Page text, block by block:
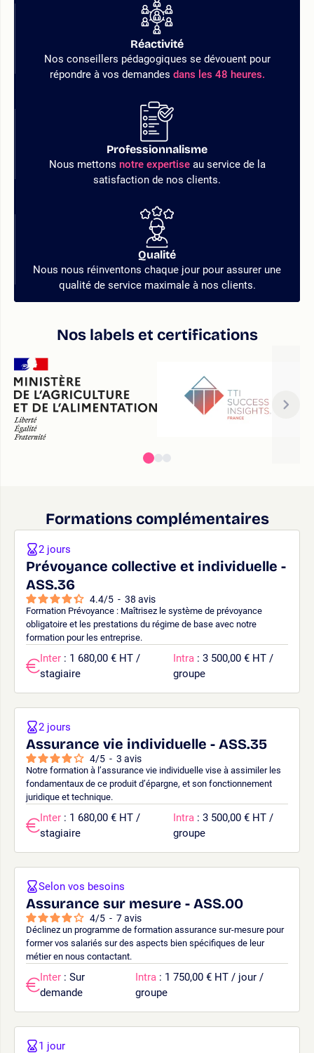
Réactivité
Nos conseillers pédagogiques se dévouent pour
répondre à vos demandes dans les 48 heures.
Professionnalisme
Nous mettons notre expertiseau service de la
satisfaction de nos clients.
Qualité
Nous nous réinventons chaque jour pour assurer une
qualité de service maximale à nos clients.
Nos labels et certifications
Formations complémentaires
Prévoyance collective et individuelle -
ASS.36
4.4/5 - 38 avis
Formation Prévoyance : Maîtrisez le système de prévoyance
obligatoire et les prestations du régime de base avec notre
formation pour les entreprise.
2 jours
Inter : 1 680,00 € HT /
stagiaire
Intra : 3 500,00 € HT /
groupe
Assurance vie individuelle - ASS.35
4/5 - 3 avis
Notre formation à l’assurance vie individuelle vise à assimiler les
fondamentaux de ce produit d’épargne, et son fonctionnement
juridique et technique.
2 jours
Inter : 1 680,00 € HT /
stagiaire
Intra : 3 500,00 € HT /
groupe
Assurance sur mesure - ASS.00
4/5 - 7avis
Déclinez un programme de formation assurance sur-mesure pour
former vos salariés sur des aspects bien spécifiques de leur
métier en nous contactant.
Selon vos besoins
Inter : Sur
demande
Intra : 1 750,00 € HT / jour /
groupe
1 jour